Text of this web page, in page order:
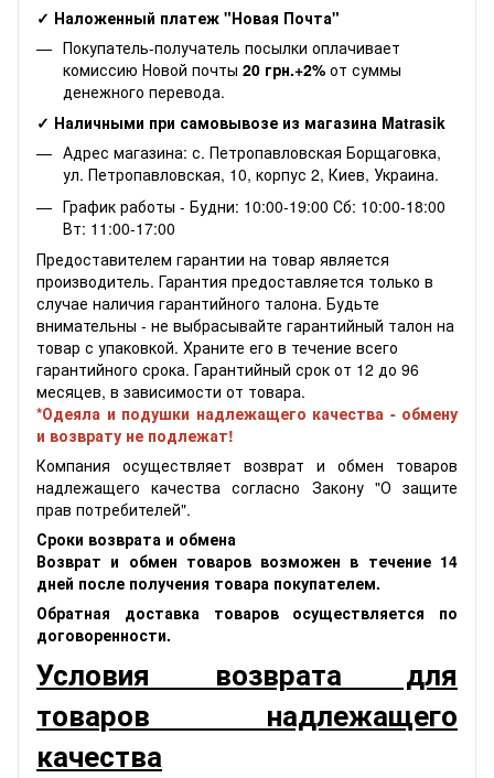
✓ Наложенный платеж "Новая Почта"
Покупатель-получатель посылки оплачивает
комиссию Новой почты 20 грн.+2% от суммы
денежного перевода.
✓ Наличными при самовывозе из магазина Matrasik
Адрес магазина: с. Петропавловская Борщаговка,
ул. Петропавловская, 10, корпус 2, Киев, Украина.
График работы - Будни: 10:00-19:00 Сб: 10:00-18:00
Вт: 11:00-17:00
Предоставителем гарантии на товар является
производитель. Гарантия предоставляется только в
случае наличия гарантийного талона. Будьте
внимательны - не выбрасывайте гарантийный талон на
товар с упаковкой. Храните его в течение всего
гарантийного срока. Гарантийный срок от 12 до 96
месяцев, в зависимости от товара.
*Одеяла и подушки надлежащего качества - обмену
и возврату не подлежат!
Компания осуществляет возврат и обмен товаров
надлежащего качества согласно Закону "О защите
прав потребителей".
Сроки возврата и обмена
Возврат и обмен товаров возможен в течение 14
дней после получения товара покупателем.
Обратная доставка товаров осуществляется по
договоренности.
Условия возврата для
товаров надлежащего
качества